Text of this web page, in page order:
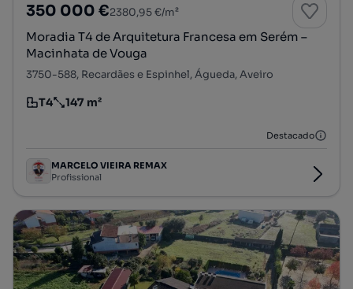
350 000 €2380,95 €/m²
Moradia T4 de Arquitetura Francesa em Serém –
Macinhata de Vouga
3750-588, Recardães e Espinhel, Águeda, Aveiro
Tipologia
T4
Preço por metro quadrado
147 m²
Destacado
MARCELO VIEIRA REMAX
Profissional